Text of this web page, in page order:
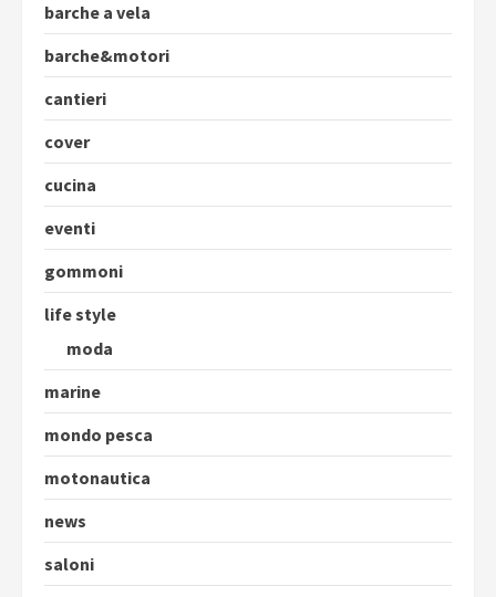
barche a vela
barche&motori
cantieri
cover
cucina
eventi
gommoni
life style
moda
marine
mondo pesca
motonautica
news
saloni